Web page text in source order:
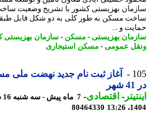
بهزیستی کشور با تشریح وضعیت ساخت
مسکن به طور کلی به دو شکل قابل طبقه
و ...
بهزیستی-مسکن-سازمان بهزیستی
عمومی-مسکن استیجاری
آغاز ثبت نام جدید نهضت ملی
-اقتصادی-
7 ماه پیش - سه شنبه 16 دی
80464330